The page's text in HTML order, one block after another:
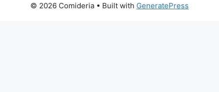
© 2026 Comideria • Built with GeneratePress